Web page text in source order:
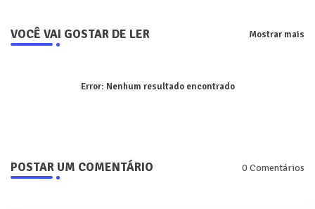
VOCÊ VAI GOSTAR DE LER Mostrar mais
Error: Nenhum resultado encontrado
POSTAR UM COMENTÁRIO 0 Comentários